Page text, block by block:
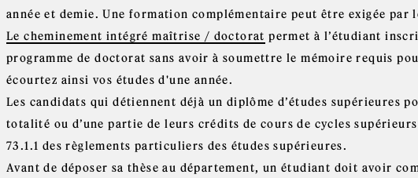
année et demie. Une formation complémentaire peut être exigée par
Le cheminement intégré maîtrise / doctorat permet à l’étudiant
programme de doctorat sans avoir à soumettre le mémoire requis
écourtez ainsi vos études d'une année.
Les candidats qui détiennent déjà un diplôme d’études supérieures
totalité ou d’une partie de leurs crédits de cours de cycles
73.1.1 des règlements particuliers des études supérieures.
Avant de déposer sa thèse au département, un étudiant doit avoir